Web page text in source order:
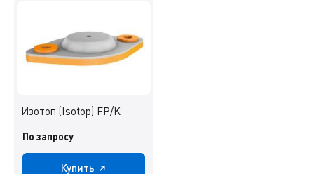
Изотоп (Isotop) FP/K
По запросу
Купить